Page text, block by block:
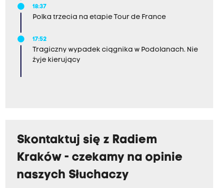
18:37
Polka trzecia na etapie Tour de France
17:52
Tragiczny wypadek ciągnika w Podolanach. Nie
żyje kierujący
Skontaktuj się z Radiem
Kraków - czekamy na opinie
naszych Słuchaczy